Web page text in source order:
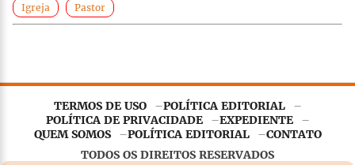
Igreja Pastor
TERMOS DE USO
POLÍTICA EDITORIAL
POLÍTICA DE PRIVACIDADE
EXPEDIENTE
QUEM SOMOS
POLÍTICA EDITORIAL
CONTATO
TODOS OS DIREITOS RESERVADOS
Este site utilizacookies essenciaispara garantir o
funcionamento adequado. Ao continuar navegando, você